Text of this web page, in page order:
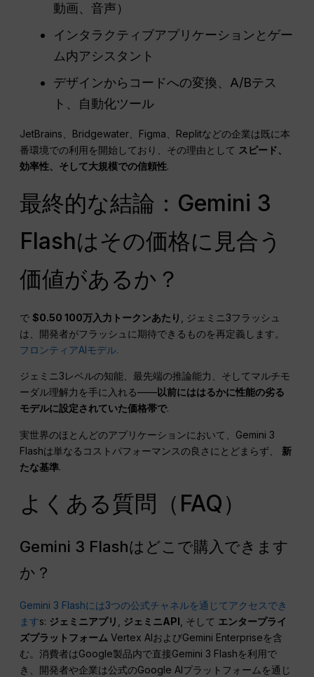
動画、音声）
インタラクティブアプリケーションとゲー
ム内アシスタント
デザインからコードへの変換、A/Bテス
ト、自動化ツール
JetBrains、Bridgewater、Figma、Replitなどの企業は既に本
番環境での利用を開始しており、その理由として スピード、
効率性、そして大規模での信頼性.
最終的な結論：Gemini 3
Flashはその価格に見合う
価値があるか？
で$0.50 100万入力トークンあたり
, ジェミニ3フラッシュ
は、開発者がフラッシュに期待できるものを再定義します。
フロンティアAIモデル.
ジェミニ3レベルの知能、最先端の推論能力、そしてマルチモ
ーダル理解力を手に入れる——以前にははるかに性能の劣る
モデルに設定されていた価格帯で.
実世界のほとんどのアプリケーションにおいて、Gemini 3
Flashは単なるコストパフォーマンスの良さにとどまらず、 新
たな基準.
よくある質問（FAQ）
Gemini 3 Flashはどこで購入できます
か？
Gemini 3 Flashには3つの公式チャネルを通じてアクセスでき
ますs: ジェミニアプリ ジェミニAPI , そして エンタープライ
ズプラットフォーム Vertex AIおよびGemini Enterpriseを含
む。消費者はGoogle製品内で直接Gemini 3 Flashを利用で
き、開発者や企業は公式のGoogle AIプラットフォームを通じ